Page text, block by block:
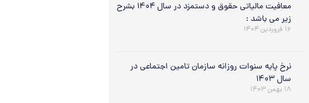
معافیت مالیاتی حقوق و دستمزد در سال ۱۴۰۴ بشرح
زیر می باشد :
۱۶ فروردین ۱۴۰۴
نرخ پایه سنوات روزانه سازمان تامین اجتماعی در
سال ۱۴۰۳
۱۸ بهمن ۱۴۰۳